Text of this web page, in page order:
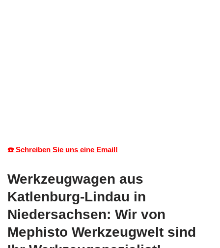
☎️ Schreiben Sie uns eine Email!
Werkzeugwagen aus
Katlenburg-Lindau in
Niedersachsen: Wir von
Mephisto Werkzeugwelt sind